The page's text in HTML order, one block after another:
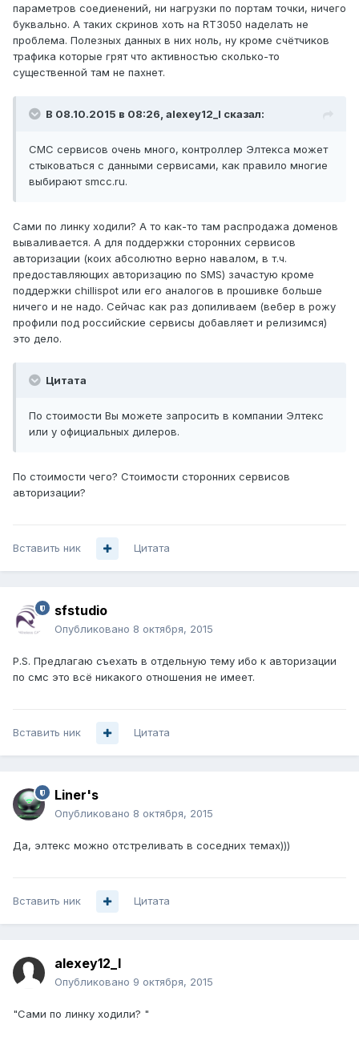
параметров соедиенений, ни нагрузки по портам точки, ничего
буквально. А таких скринов хоть на RT3050 наделать не
проблема. Полезных данных в них ноль, ну кроме счётчиков
трафика которые грят что активностью сколько-то
существенной там не пахнет.
В 08.10.2015 в 08:26, alexey12_l сказал:
СМС сервисов очень много, контроллер Элтекса может
стыковаться с данными сервисами, как правило многие
выбирают smcc.ru.
Сами по линку ходили? А то как-то там распродажа доменов
вываливается. А для поддержки сторонних сервисов
авторизации (коих абсолютно верно навалом, в т.ч.
предоставляющих авторизацию по SMS) зачастую кроме
поддержки chillispot или его аналогов в прошивке больше
ничего и не надо. Сейчас как раз допиливаем (вебер в рожу
профили под российские сервисы добавляет и релизимся)
это дело.
Цитата
По стоимости Вы можете запросить в компании Элтекс
или у официальных дилеров.
По стоимости чего? Стоимости сторонних сервисов
авторизации?
Вставить ник Цитата
sfstudio
Опубликовано 8 октября, 2015
P.S. Предлагаю съехать в отдельную тему ибо к авторизации
по смс это всё никакого отношения не имеет.
Вставить ник Цитата
Liner's
Опубликовано 8 октября, 2015
Да, элтекс можно отстреливать в соседних темах)))
Вставить ник Цитата
alexey12_l
Опубликовано 9 октября, 2015
"Сами по линку ходили? "